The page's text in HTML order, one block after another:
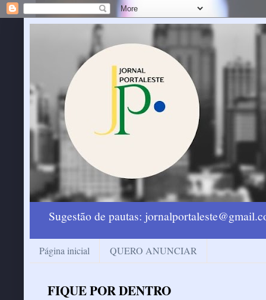
Sugestão de pautas:
Página inicial QUERO ANUNCIAR
FIQUE POR DENTRO